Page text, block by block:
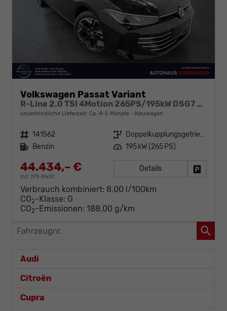
Volkswagen Passat Variant
R-Line 2.0 TSI 4Motion 265PS/195kW DSG7 2026
unverbindliche Lieferzeit: Ca. 4-5 Monate Neuwagen
Fahrzeugnr. 141562 Getriebe
Doppelkupplungsgetriebe (DSG)
Kraftstoff Benzin Leistung 195 kW (265 PS)
44.434,– €
incl. 19% MwSt.
Details
Verbrauch kombiniert: 8,00 l/100km
CO2-Klasse: G
CO2-Emissionen: 188,00 g/km
Fahrzeugnr.
Audi
Citroën
Cupra